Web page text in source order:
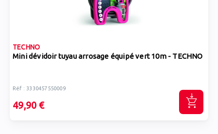
TECHNO
Mini dévidoir tuyau arrosage équipé vert 10m - TECHNO
Réf : 3330457550009
49,90 €